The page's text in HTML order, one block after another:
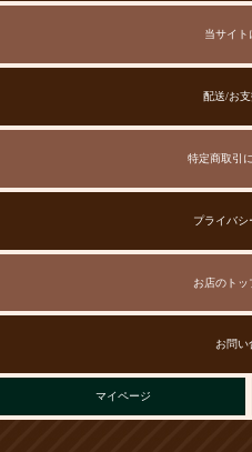
当サイト
配送/お
特定商取引
プライバシ
お店のトッ
お問い
マイページ